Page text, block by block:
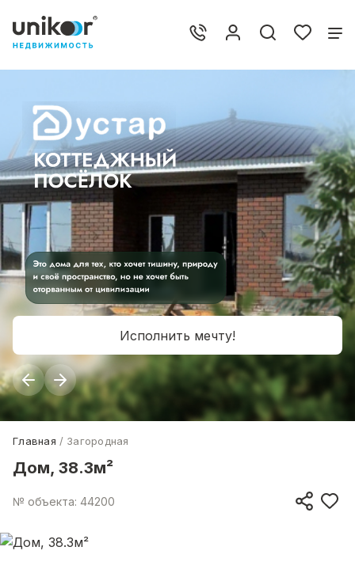
Исполнить мечту!
Главная Загородная
Дом, 38.3м²
№ объекта: 44200